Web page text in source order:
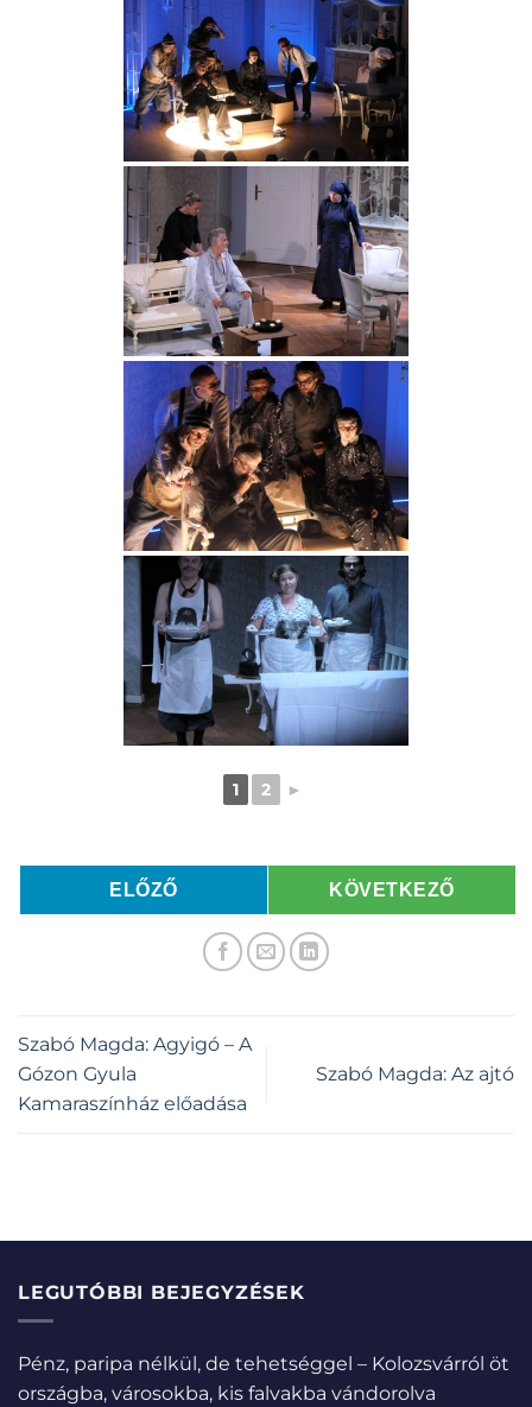
1 2 ►
ELŐZŐ KÖVETKEZŐ
Szabó Magda: Agyigó – A
Gózon Gyula
Kamaraszínház előadása
Szabó Magda: Az ajtó
LEGUTÓBBI BEJEGYZÉSEK
Pénz, paripa nélkül, de tehetséggel – Kolozsvárról öt
országba, városokba, kis falvakba vándorolva